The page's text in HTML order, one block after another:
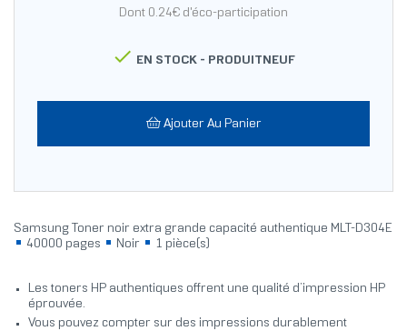
Dont 0.24€ d'éco-participation
 EN STOCK - PRODUITNEUF
Ajouter Au Panier
Samsung Toner noir extra grande capacité authentique MLT-D304E
40000 pages
Noir 1 pièce(s)
Les toners HP authentiques offrent une qualité d’impression HP
éprouvée.
Vous pouvez compter sur des impressions durablement